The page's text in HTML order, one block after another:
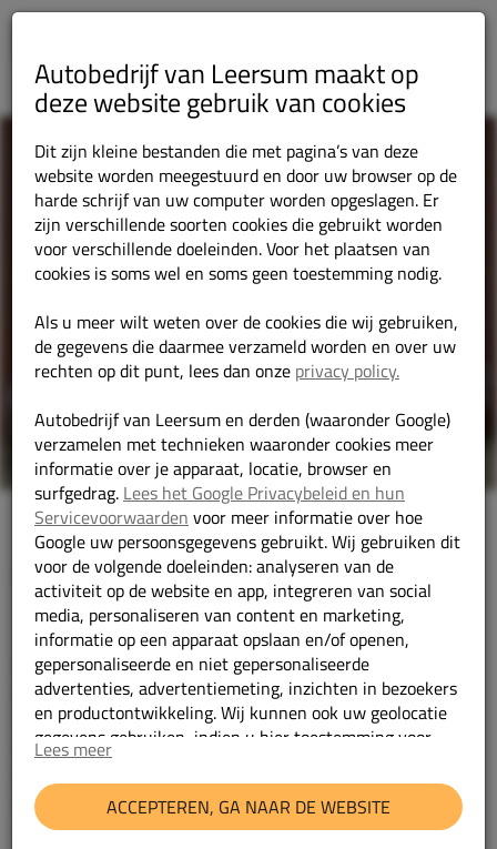
Mercedes-Benz Vito
114 CDI Lang Camera/Cruise control/Side bars
Bouwjaar: 2024
Brandstof: Diesel
Transmissie: Automaat
Kilometerstand:
Kenteken: V66FZX
Kleur: grijs
Type:
114 CDI Lang
Autobedrijf van Leersum maakt op
deze website gebruik van cookies
Dit zijn kleine bestanden die met pagina’s van deze
website worden meegestuurd en door uw browser op de
harde schrijf van uw computer worden opgeslagen. Er
zijn verschillende soorten cookies die gebruikt worden
voor verschillende doeleinden. Voor het plaatsen van
cookies is soms wel en soms geen toestemming nodig.
Als u meer wilt weten over de cookies die wij gebruiken,
de gegevens die daarmee verzameld worden en over uw
rechten op dit punt, lees dan onze privacy policy.
Autobedrijf van Leersum en derden (waaronder Google)
verzamelen met technieken waaronder cookies meer
informatie over je apparaat, locatie, browser en
surfgedrag. Lees het Google Privacybeleid en hun
Servicevoorwaarden voor meer informatie over hoe
Google uw persoonsgegevens gebruikt. Wij gebruiken dit
voor de volgende doeleinden: analyseren van de
activiteit op de website en app, integreren van social
media, personaliseren van content en marketing,
informatie op een apparaat opslaan en/of openen,
gepersonaliseerde en niet gepersonaliseerde
advertenties, advertentiemeting, inzichten in bezoekers
en productontwikkeling. Wij kunnen ook uw geolocatie
gegevens gebruiken, indien u hier toestemming voor
geeft.
Geef toestemming of stel uw eigen keuze incookie-
instellingen.Lees meer in onzeprivacy policy.
Lees meer
ACCEPTEREN, GA NAAR DE WEBSITE